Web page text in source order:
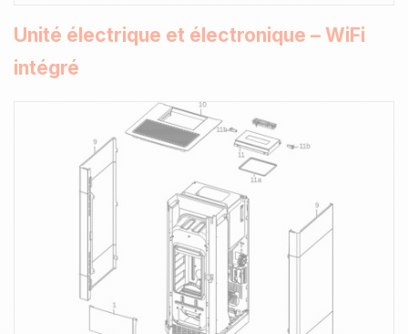
Unité électrique et électronique – WiFi
intégré